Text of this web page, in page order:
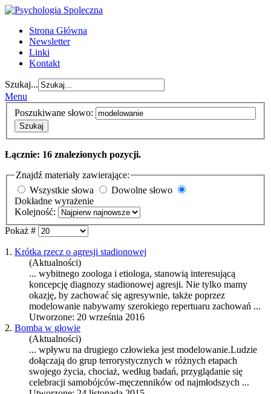
Strona Główna
Newsletter
Linki
Kontakt
Szukaj...
Menu
Poszukiwane słowo:
Szukaj
Łącznie: 16 znalezionych pozycji.
Znajdź materiały zawierające:
Wszystkie słowa
Dowolne słowo
Dokładne wyrażenie
Kolejność:
Pokaż #
1. Krótka rzecz o agresji stadionowej
(Aktualności)
... wybitnego zoologa i etiologa, stanowią interesującą
koncepcję diagnozy stadionowej agresji. Nie tylko mamy
okazję, by zachować się agresywnie, także poprzez
modelowanie nabywamy szerokiego repertuaru zachowań ...
Utworzone: 20 września 2016
2. Bomba w głowie
(Aktualności)
... wpływu na drugiego człowieka jest modelowanie.Ludzie
dołączają do grup terrorystycznych w różnych etapach
swojego życia, chociaż, według badań, przyglądanie się
celebracji samobójców-męczenników od najmłodszych ...